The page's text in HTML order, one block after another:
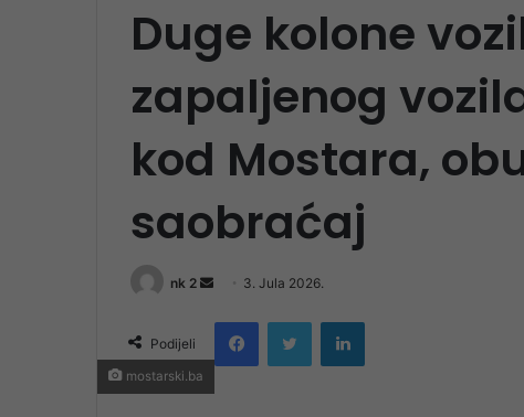
Duge kolone
zapaljenog
kod Mostara,
saobraćaj
nk 2
Send
email
3. Jula 2026.
Podijeli
FacebookTwitter LinkedIn
mostarski.ba